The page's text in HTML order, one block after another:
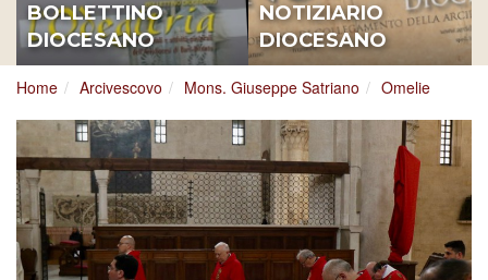
BOLLETTINO
DIOCESANO
NOTIZIARIO
DIOCESANO
Home Arcivescovo Mons. Giuseppe Satriano Omelie